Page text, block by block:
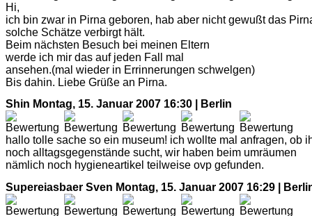
Hi,
ich bin zwar in Pirna geboren, hab aber nicht gewußt das
solche Schätze verbirgt hält.
Beim nächsten Besuch bei meinen Eltern
werde ich mir das auf jeden Fall mal
ansehen.(mal wieder in Errinnerungen schwelgen)
Bis dahin. Liebe Grüße an Pirna.
Shin Montag, 15. Januar 2007 16:30 | Berlin
hallo tolle sache so ein museum! ich wollte mal anfragen, ob
noch alltagsgegenstände sucht, wir haben beim umräumen
nämlich noch hygieneartikel teilweise ovp gefunden.
Supereiasbaer Sven Montag, 15. Januar 2007 16:29 |